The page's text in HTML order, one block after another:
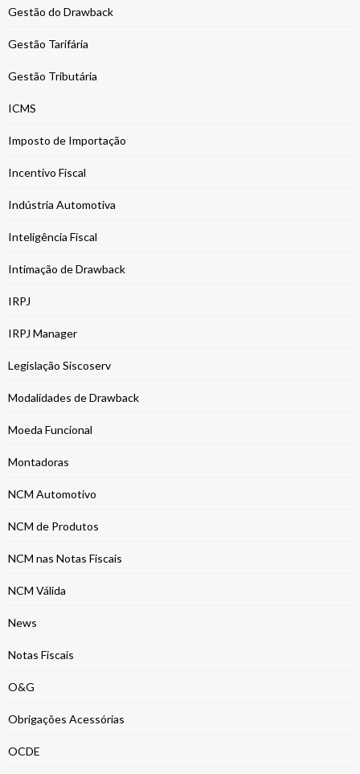
Gestão do Drawback
Gestão Tarifária
Gestão Tributária
ICMS
Imposto de Importação
Incentivo Fiscal
Indústria Automotiva
Inteligência Fiscal
Intimação de Drawback
IRPJ
IRPJ Manager
Legislação Siscoserv
Modalidades de Drawback
Moeda Funcional
Montadoras
NCM Automotivo
NCM de Produtos
NCM nas Notas Fiscais
NCM Válida
News
Notas Fiscais
O&G
Obrigações Acessórias
OCDE